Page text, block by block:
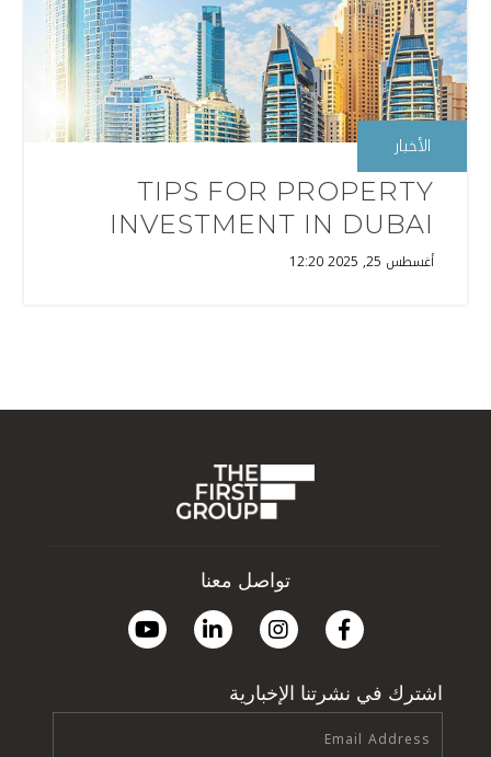
الأخبار
TIPS FOR PROPERTY
INVESTMENT IN DUBAI
أغسطس 25, 2025 12:20
تواصل معنا
اشترك في نشرتنا الإخبارية